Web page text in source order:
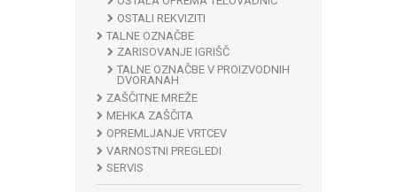
OSTALI REKVIZITI
TALNE OZNAČBE
ZARISOVANJE IGRIŠČ
TALNE OZNAČBE V PROIZVODNIH
DVORANAH
ZAŠČITNE MREŽE
MEHKA ZAŠČITA
OPREMLJANJE VRTCEV
VARNOSTNI PREGLEDI
SERVIS